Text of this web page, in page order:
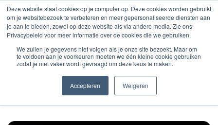
Deze website slaat cookies op je computer op. Deze cookies worden gebruikt
om je websitebezoek te verbeteren en meer gepersonaliseerde diensten aan
je aan te bieden, zowel op deze website als via andere media. Zie ons
Privacybeleid voor meer informatie over de cookies die we gebruiken.
We zullen je gegevens niet volgen als je onze site bezoekt. Maar om
te voldoen aan je voorkeuren moeten we één kleine cookie gebruiken
zodat je niet vaker wordt gevraagd om deze keus te maken.
Accepteren Weigeren
Home Zadelmakerij overzicht Radover
RADOVER